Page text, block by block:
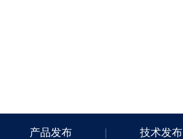
产品发布 技术发布